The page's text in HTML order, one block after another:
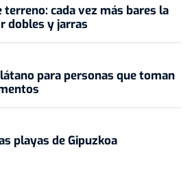
terreno: cada vez más bares la
dobles y jarras
para personas que toman
playas de Gipuzkoa